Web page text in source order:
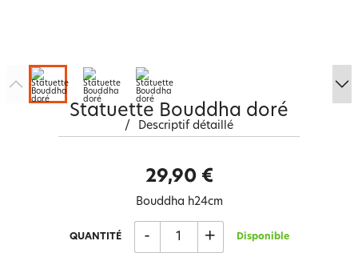
Statuette Bouddha doré
/ Descriptif détaillé
29,90 €
Bouddha h24cm
QUANTITÉ - + Disponible